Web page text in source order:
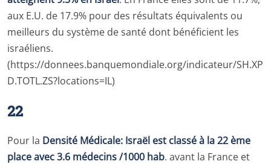
aux E.U. de 17.9% pour des résultats équivalents ou
meilleurs du système de santé dont bénéficient les
israéliens.
(https://donnees.banquemondiale.org/indicateur/SH.XP
D.TOTL.ZS?locations=IL)
22
Pour la Densité Médicale: Israël est classé à la 22 ème
place avec 3.6 médecins /1000 hab. avant la France et